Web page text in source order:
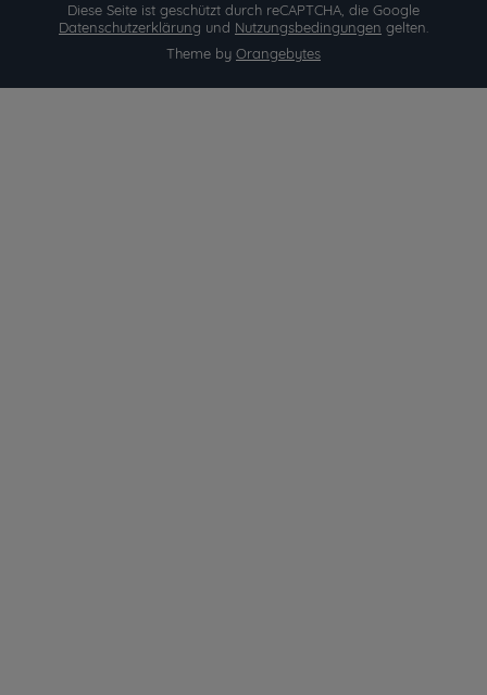
Diese Seite ist geschützt durch reCAPTCHA, die Google
Datenschutzerklärung und Nutzungsbedingungen gelten.
Theme by Orangebytes